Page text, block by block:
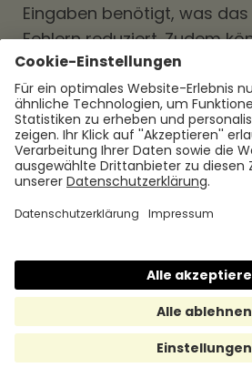
Eingaben benötigt, was das
Fehlern reduziert. Zudem
Spesenabrechnungen
werden, da die Daten
vorliegen. Unternehmen
einer verbesserten
analyse profitieren, da alle
zentral erfasst und archiviert
Bei der Auswahl eines
Unternehmen darauf
individuellen
entspricht. Es sollte
und eine nahtlose